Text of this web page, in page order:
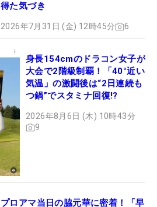
得た気づき
2026年7月31日 (金) 12時45分 6
身長154cmのドラコン女子が
大会で2階級制覇！「40°近い
気温」の激闘後は“2日連続も
つ鍋”でスタミナ回復!?
2026年8月6日 (木) 10時43分
9
プロアマ当日の脇元華に密着！「早